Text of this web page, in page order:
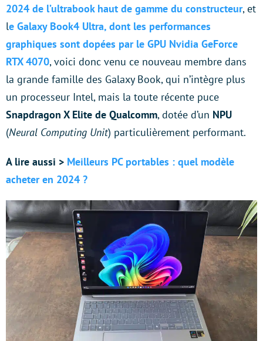
2024 de l’ultrabook haut de gamme du constructeur, et
le Galaxy Book4 Ultra, dont les performances
graphiques sont dopées par le GPU Nvidia GeForce
RTX 4070, voici donc venu ce nouveau membre dans
la grande famille des Galaxy Book, qui n’intègre plus
un processeur Intel, mais la toute récente puce
Snapdragon X Elite de Qualcomm, dotée d’un NPU
(Neural Computing Unit) particulièrement performant.
A lire aussi > Meilleurs PC portables : quel modèle
acheter en 2024 ?